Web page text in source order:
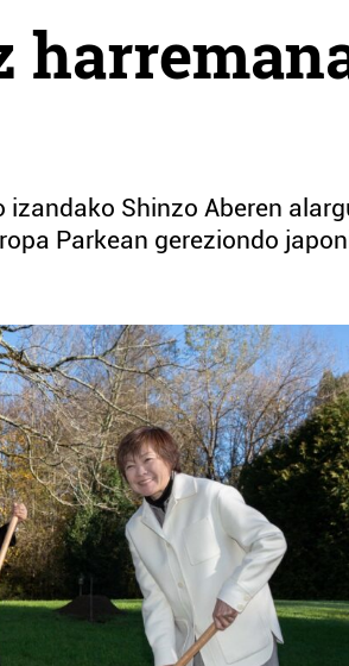
Shinzo Aberen
Parkean gereziondo